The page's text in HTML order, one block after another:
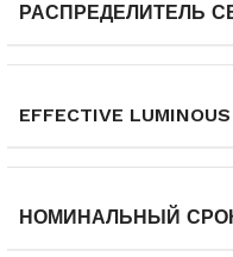
РАСПРЕДЕЛИТЕЛЬ
EFFECTIVE
НОМИНАЛЬНЫЙ